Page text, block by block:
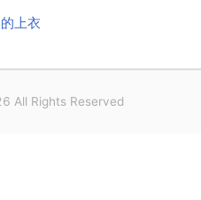
上衣
All Rights Reserved